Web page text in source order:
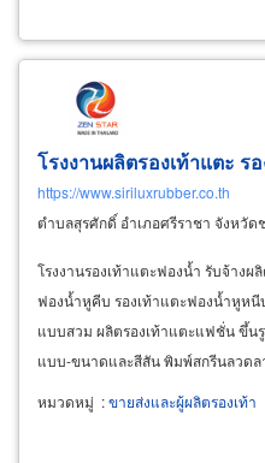
สำหรับเครื่องจักรอุตสาหกรรม เกรด
โรงงานผลิตรองเท้าแตะ ร
https://www.siriluxrubber.co.th
ตำบลสุรศักดิ์ อำเภอศรีราชา จังหวัด
โรงงานรองเท้าแตะฟองน้ำ รับจ้างผ
ฟองน้ำหูคีบ รองเท้าแตะฟองน้ำหูหนี
แบบสวม ผลิตรองเท้าแตะแฟชั่น ขึ้น
แบบ-ขนาดและสีสัน พิมพ์สกรีนลวดล
เครื่องหมายโลโก้ของลูกค้าและใส่
ตามสั่ง โรงงานผลิตรองเท้าแตะฟอ
หมวดหมู่ :ขายส่งและผู้ผลิตรองเท้า